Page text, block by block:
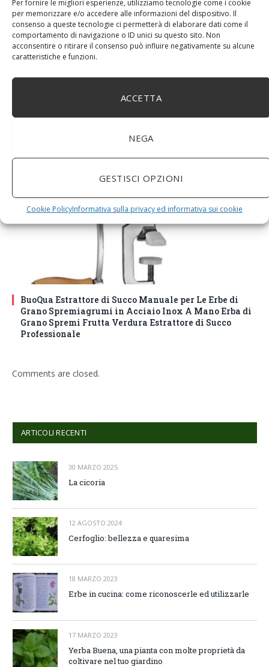
Per fornire le migliori esperienze, utilizziamo tecnologie come i cookie
per memorizzare e/o accedere alle informazioni del dispositivo. Il
consenso a queste tecnologie ci permetterà di elaborare dati come il
comportamento di navigazione o ID unici su questo sito. Non
acconsentire o ritirare il consenso può influire negativamente su alcune
caratteristiche e funzioni.
ACCETTA
NEGA
GESTISCI OPZIONI
Cookie PolicyInformativa sulla privacy ed informativa sui cookie
DM House Insalatiera grande in legno di mango, XXL,
senza vernice artificiale. Fatto a mano, stile e design
BuoQua Estrattore di Succo Manuale per Le Erbe di
Grano Spremiagrumi in Acciaio Inox A Mano Erba di
Grano Spremi Frutta Verdura Estrattore di Succo
Professionale
Comments are closed.
ARTICOLI RECENTI
30 MARZO 2025
La cicoria
12 AGOSTO 2024
Cerfoglio: bellezza e quaresima
18 MARZO 2023
Erbe in cucina: come riconoscerle ed utilizzarle
17 MARZO 2023
Yerba Buena, una pianta con molte proprietà da
coltivare nel tuo giardino